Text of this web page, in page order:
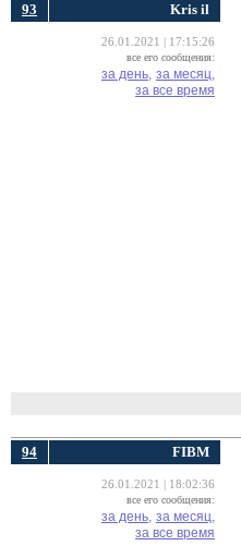
93 Kris il
26.01.2021 | 17:15:26
все его сообщения:
за день, за месяц,
за все время
94 FIBM
26.01.2021 | 18:02:36
все его сообщения:
за день, за месяц,
за все время